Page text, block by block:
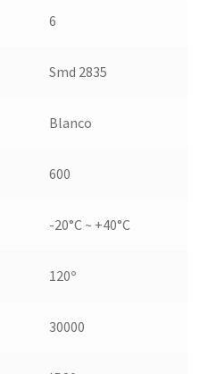
6
Smd 2835
Blanco
600
-20°C ~ +40°C
120º
30000